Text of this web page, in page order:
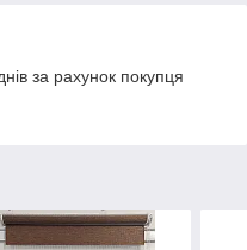
за рахунок покупця